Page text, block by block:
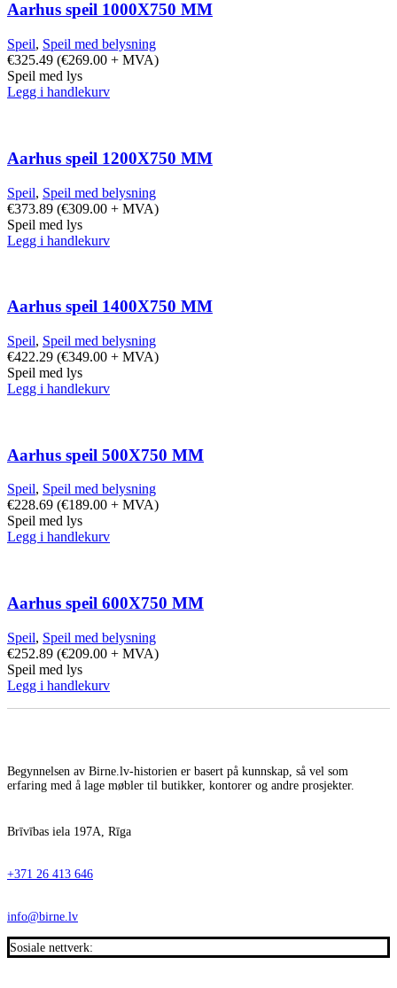
Aarhus speil 1000X750 MM
Speil, Speil med belysning
€325.49 (€269.00 + MVA)
Speil med lys
Legg i handlekurv
Aarhus speil 1200X750 MM
Speil, Speil med belysning
€373.89 (€309.00 + MVA)
Speil med lys
Legg i handlekurv
Aarhus speil 1400X750 MM
Speil, Speil med belysning
€422.29 (€349.00 + MVA)
Speil med lys
Legg i handlekurv
Aarhus speil 500X750 MM
Speil, Speil med belysning
€228.69 (€189.00 + MVA)
Speil med lys
Legg i handlekurv
Aarhus speil 600X750 MM
Speil, Speil med belysning
€252.89 (€209.00 + MVA)
Speil med lys
Legg i handlekurv
Begynnelsen av Birne.lv-historien er basert på kunnskap, så vel som
erfaring med å lage møbler til butikker, kontorer og andre prosjekter.
Brīvības iela 197A, Rīga
+371 26 413 646
info@birne.lv
Sosiale nettverk: